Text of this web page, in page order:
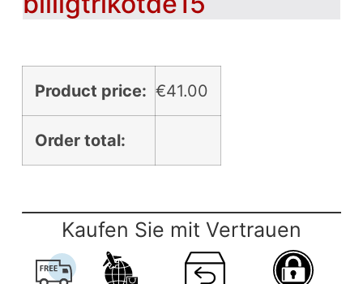
Product price: €41.00
Order total:
Kaufen Sie mit Vertrauen